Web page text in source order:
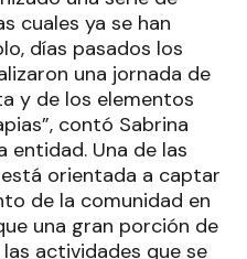
cuales ya se han
días pasados los
una jornada de
y de los elementos
contó Sabrina
entidad. Una de las
está orientada a captar
de la comunidad en
una gran porción de
actividades que se